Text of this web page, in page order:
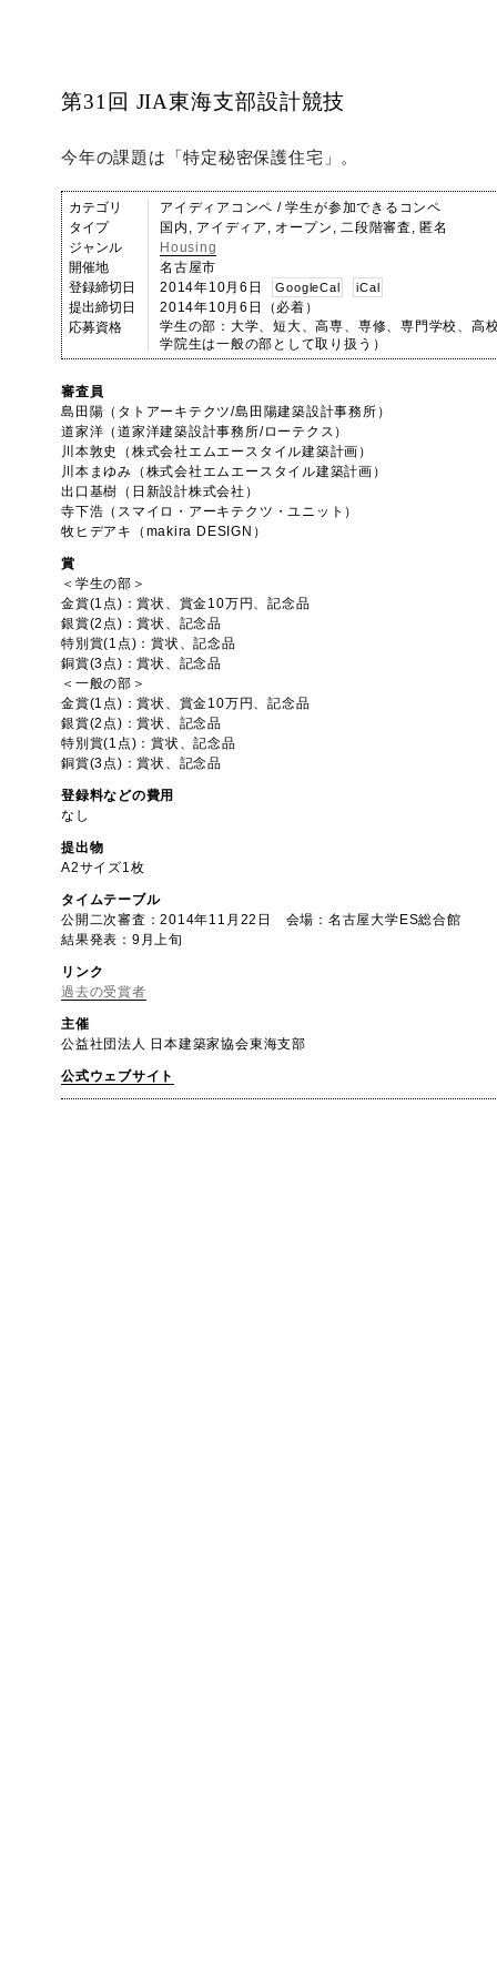
第31回 JIA東海支部設計競技
今年の課題は「特定秘密保護住宅」。
カテゴリ
アイディアコンペ / 学生が参加できるコンペ
タイプ
国内, アイディア, オープン, 二段階審査, 匿名
ジャンル
Housing
開催地
名古屋市
登録締切日
2014年10月6日 GoogleCal iCal
提出締切日
2014年10月6日（必着）
応募資格
学生の部：大学、短大、高専、専修、専門学校、高
学院生は一般の部として取り扱う）
審査員
島田陽（タトアーキテクツ/島田陽建築設計事務所）
道家洋（道家洋建築設計事務所/ローテクス）
川本敦史（株式会社エムエースタイル建築計画）
川本まゆみ（株式会社エムエースタイル建築計画）
出口基樹（日新設計株式会社）
寺下浩（スマイロ・アーキテクツ・ユニット）
牧ヒデアキ（makira DESIGN）
賞
＜学生の部＞
金賞(1点)：賞状、賞金10万円、記念品
銀賞(2点)：賞状、記念品
特別賞(1点)：賞状、記念品
銅賞(3点)：賞状、記念品
＜一般の部＞
金賞(1点)：賞状、賞金10万円、記念品
銀賞(2点)：賞状、記念品
特別賞(1点)：賞状、記念品
銅賞(3点)：賞状、記念品
登録料などの費用
なし
提出物
A2サイズ1枚
タイムテーブル
公開二次審査：2014年11月22日 会場：名古屋大学ES総合館
結果発表：9月上旬
リンク
過去の受賞者
主催
公益社団法人 日本建築家協会東海支部
公式ウェブサイト